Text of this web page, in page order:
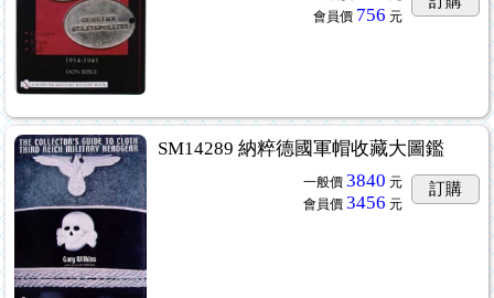
會員價 756 元
SM14289 納粹德國軍帽收藏大圖鑑
一般價 3840 元
會員價 3456 元
訂購